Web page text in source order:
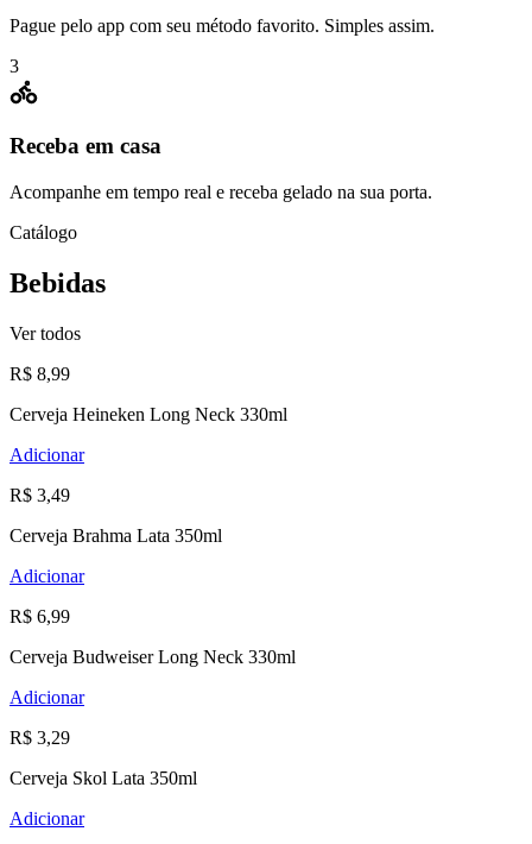
Pague pelo app com seu método favorito. Simples assim.
3
Receba em casa
Acompanhe em tempo real e receba gelado na sua porta.
Catálogo
Bebidas
Ver todos
R$ 8,99
Cerveja Heineken Long Neck 330ml
Adicionar
R$ 3,49
Cerveja Brahma Lata 350ml
Adicionar
R$ 6,99
Cerveja Budweiser Long Neck 330ml
Adicionar
R$ 3,29
Cerveja Skol Lata 350ml
Adicionar